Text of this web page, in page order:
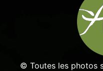
© Toutes les photos